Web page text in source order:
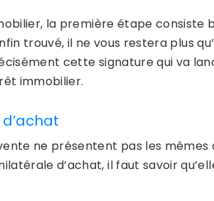
la première étape consiste
trouvé, il ne vous restera plus
cette signature qui va
immobilier.
ne présentent pas les mêmes
d’achat, il faut savoir